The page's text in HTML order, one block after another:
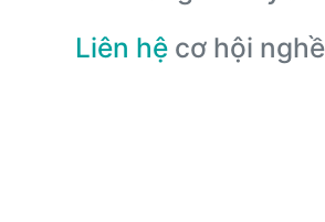
Liên hệ cơ hội